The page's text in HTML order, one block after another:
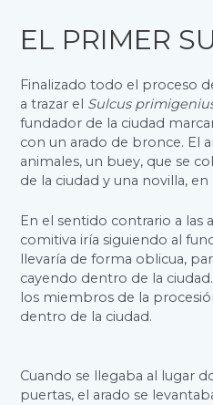
EL PRIMER
Finalizado todo el proceso
a trazar el Sulcus
fundador de la ciudad
con un arado de bronce. El
animales, un buey, que se
de la ciudad y una novilla,
En el sentido contrario a las
comitiva iría siguiendo al
llevaría de forma oblicua,
cayendo dentro de la
los miembros de la
dentro de la ciudad.
Cuando se llegaba al lugar
puertas, el arado se